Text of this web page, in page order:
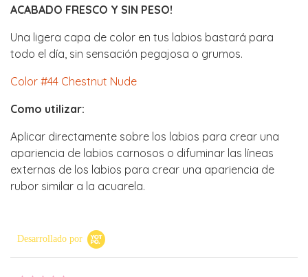
ACABADO FRESCO Y SIN PESO!
Una ligera capa de color en tus labios bastará para
todo el día, sin sensación pegajosa o grumos.
Color #44 Chestnut Nude
Como utilizar:
Aplicar directamente sobre los labios para crear una
apariencia de labios carnosos o difuminar las líneas
externas de los labios para crear una apariencia de
rubor similar a la acuarela.
Desarrollado por